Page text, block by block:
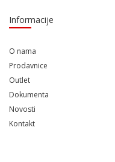
Informacije
O nama
Prodavnice
Outlet
Dokumenta
Novosti
Kontakt